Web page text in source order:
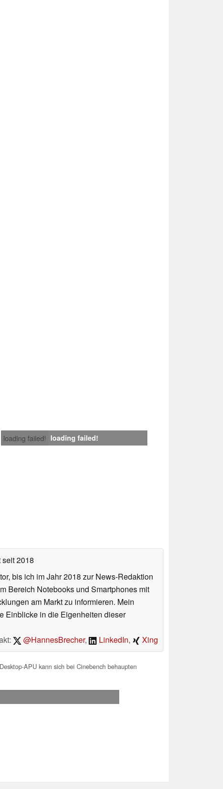
loading failed! loading failed!
seit 2018
bis ich im Jahr 2018 zur News-Redaktion
Bereich Notebooks und Smartphones mit
am Markt zu informieren. Mein
Einblicke in die Eigenheiten dieser
@HannesBrecher, LinkedIn, Xing
APU kann sich bei Cinebench behaupten